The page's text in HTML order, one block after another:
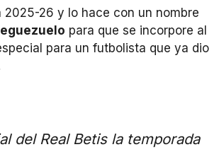
26 y lo hace con un nombre
para que se incorpore al
para un futbolista que ya dio
del Real Betis la temporada